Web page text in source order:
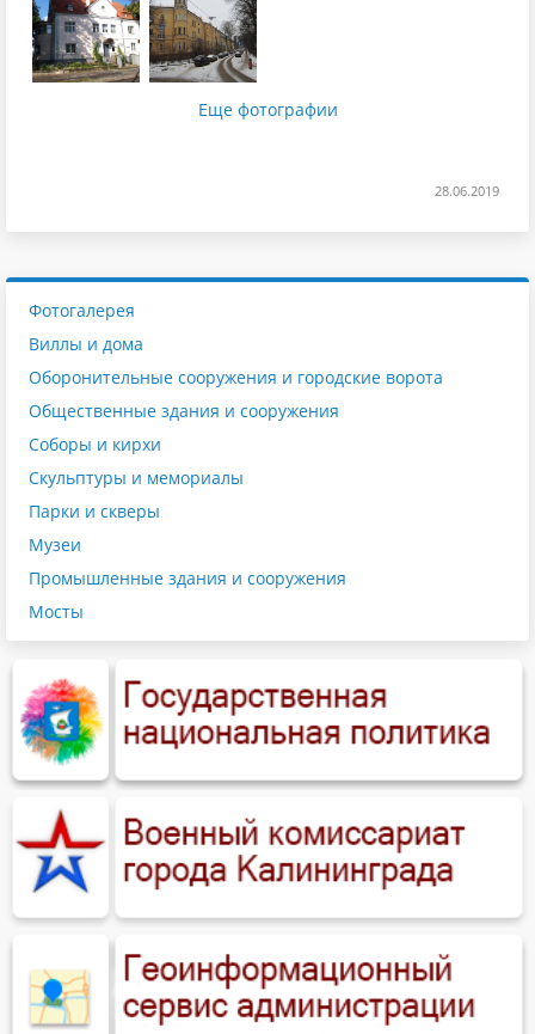
Еще фотографии
28.06.2019
Фотогалерея
Виллы и дома
Оборонительные сооружения и городские ворота
Общественные здания и сооружения
Соборы и кирхи
Скульптуры и мемориалы
Парки и скверы
Музеи
Промышленные здания и сооружения
Мосты